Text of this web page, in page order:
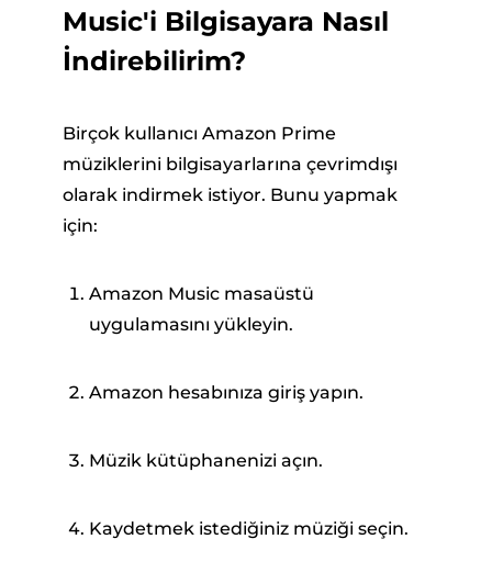
Music'i Bilgisayara Nasıl
İndirebilirim?
Birçok kullanıcı Amazon Prime
müziklerini bilgisayarlarına çevrimdışı
olarak indirmek istiyor. Bunu yapmak
için:
Amazon Music masaüstü
uygulamasını yükleyin.
Amazon hesabınıza giriş yapın.
Müzik kütüphanenizi açın.
Kaydetmek istediğiniz müziği seçin.